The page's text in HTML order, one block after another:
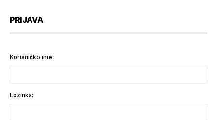
PRIJAVA
Korisničko ime:
Lozinka: